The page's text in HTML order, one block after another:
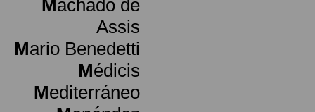
Machado de
Assis
Mario Benedetti
Médicis
Mediterráneo